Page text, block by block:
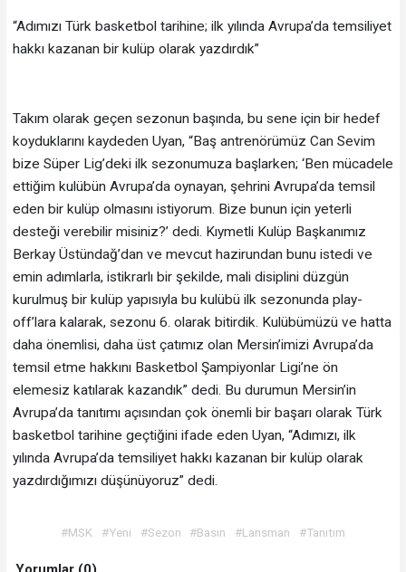
“Adımızı Türk basketbol tarihine; ilk yılında Avrupa’da temsiliyet
hakkı kazanan bir kulüp olarak yazdırdık”
Takım olarak geçen sezonun başında, bu sene için bir hedef
koyduklarını kaydeden Uyan, “Baş antrenörümüz Can Sevim
bize Süper Lig’deki ilk sezonumuza başlarken; ‘Ben mücadele
ettiğim kulübün Avrupa’da oynayan, şehrini Avrupa’da temsil
eden bir kulüp olmasını istiyorum. Bize bunun için yeterli
desteği verebilir misiniz?’ dedi. Kıymetli Kulüp Başkanımız
Berkay Üstündağ’dan ve mevcut hazirundan bunu istedi ve
emin adımlarla, istikrarlı bir şekilde, mali disiplini düzgün
kurulmuş bir kulüp yapısıyla bu kulübü ilk sezonunda play-
off’lara kalarak, sezonu 6. olarak bitirdik. Kulübümüzü ve hatta
daha önemlisi, daha üst çatımız olan Mersin’imizi Avrupa’da
temsil etme hakkını Basketbol Şampiyonlar Ligi’ne ön
elemesiz katılarak kazandık” dedi. Bu durumun Mersin’in
Avrupa’da tanıtımı açısından çok önemli bir başarı olarak Türk
basketbol tarihine geçtiğini ifade eden Uyan, “Adımızı, ilk
yılında Avrupa’da temsiliyet hakkı kazanan bir kulüp olarak
yazdırdığımızı düşünüyoruz” dedi.
#MSK #Yeni #Sezon #Basın #Lansman #Tanıtım